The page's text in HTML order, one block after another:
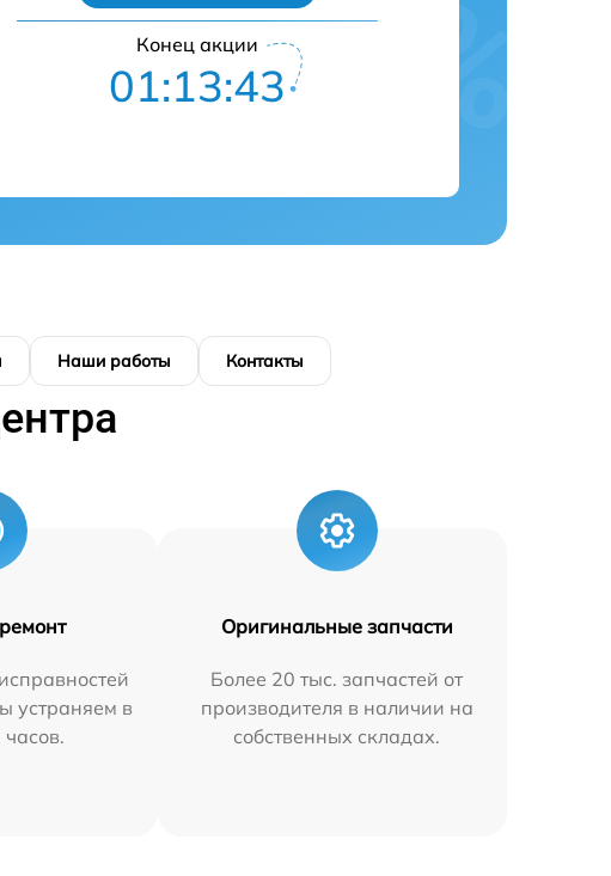
Конец акции
01:13:41
Наши работы Контакты
устраняем в
Оригинальные запчасти
Более 20 тыс. запчастей от
производителя в наличии на
собственных складах.